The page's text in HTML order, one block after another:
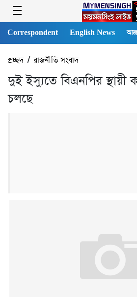
Correspondent English News
প্রচ্ছদ/রাজনীতি সংবাদ
দুই ইস্যুতে বিএনপির স্থায়ী
চলছে